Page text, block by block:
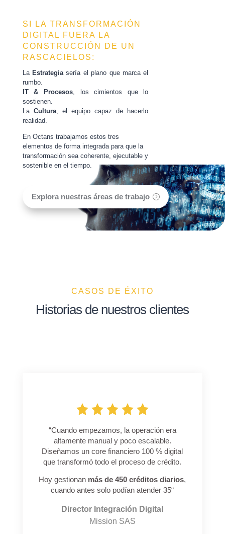
SI LA TRANSFORMACIÓN
DIGITAL FUERA LA
CONSTRUCCIÓN DE UN
RASCACIELOS:
La Estrategia sería el plano que marca el
rumbo.
IT & Procesos, los cimientos que lo
sostienen.
La Cultura, el equipo capaz de hacerlo
realidad.
En Octans trabajamos estos tres
elementos de forma integrada para que la
transformación sea coherente, ejecutable y
sostenible en el tiempo.
Explora nuestras áreas de trabajo
CASOS DE ÉXITO
Historias de nuestros clientes
“Cuando empezamos, la operación era
altamente manual y poco escalable.
Diseñamos un core financiero 100 % digital
que transformó todo el proceso de crédito.
Hoy gestionan más de 450 créditos diarios,
cuando antes solo podían atender 35“
Director Integración Digital
Mission SAS